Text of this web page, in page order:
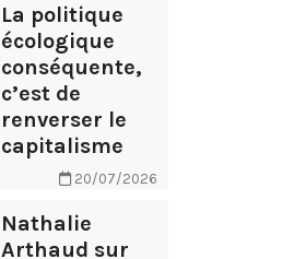
La politique
écologique
conséquente,
c’est de
renverser le
capitalisme
20/07/2026
Nathalie
Arthaud sur